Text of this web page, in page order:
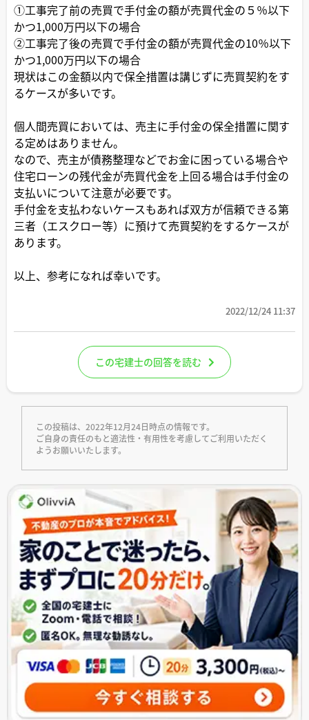
①工事完了前の売買で手付金の額が売買代金の５％以下
かつ1,000万円以下の場合
②工事完了後の売買で手付金の額が売買代金の10％以下
かつ1,000万円以下の場合
現状はこの金額以内で保全措置は講じずに売買契約をす
るケースが多いです。
個人間売買においては、売主に手付金の保全措置に関す
る定めはありません。
なので、売主が債務整理などでお金に困っている場合や
住宅ローンの残代金が売買代金を上回る場合は手付金の
支払いについて注意が必要です。
手付金を支払わないケースもあれば双方が信頼できる第
三者（エスクロー等）に預けて売買契約をするケースが
あります。
以上、参考になれば幸いです。
2022/12/24 11:37
この宅建士の回答を読む
この投稿は、2022年12月24日時点の情報です。
ご自身の責任のもと適法性・有用性を考慮してご利用いただく
ようお願いいたします。